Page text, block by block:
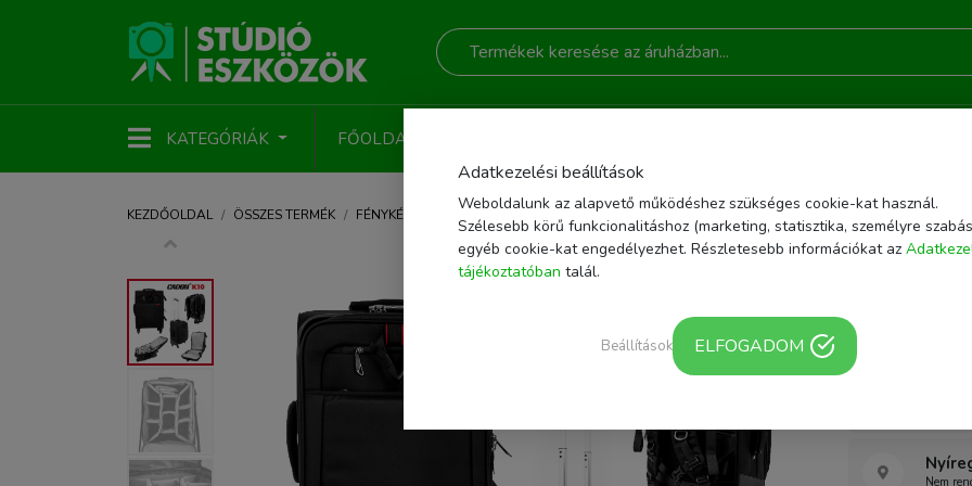
KATEGÓRIÁK FŐOLDAL
KEZDŐOLDAL ÖSSZES TERMÉK FÉNYKÉPEZŐ KIEGÉSZÍTŐK FÉNYKÉPEZŐ TÁSKA, HÁTIZSÁK CADEN K10 FOTÓS HÁTITÁSKA,
| EAN/Vonalkód:
Caden
Nem
Adatkezelési beállítások
Weboldalunk az alapvető működéshez szükséges cookie-kat használ.
Szélesebb körű funkcionalitáshoz (marketing, statisztika, személyre
egyéb cookie-kat engedélyezhet. Részletesebb információkat az
tájékoztatóban talál.
Beállítások ELFOGADOM